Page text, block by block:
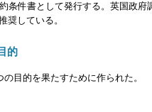
条件書として発行する。英国政
奨している。
的
の目的を果たすために作られた。